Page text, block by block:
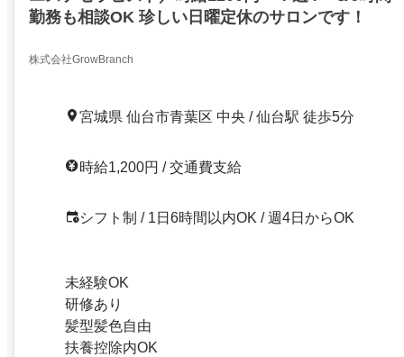
勤務も相談OK 珍しい日曜定休のサロンです！
株式会社GrowBranch
宮城県 仙台市青葉区 中央 / 仙台駅 徒歩5分
時給1,200円 / 交通費支給
シフト制 / 1日6時間以内OK / 週4日からOK
未経験OK
研修あり
髪型髪色自由
扶養控除内OK